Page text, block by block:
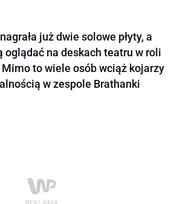
już dwie solowe płyty, a
oglądać na deskach teatru w roli
to wiele osób wciąż kojarzy
w zespole Brathanki